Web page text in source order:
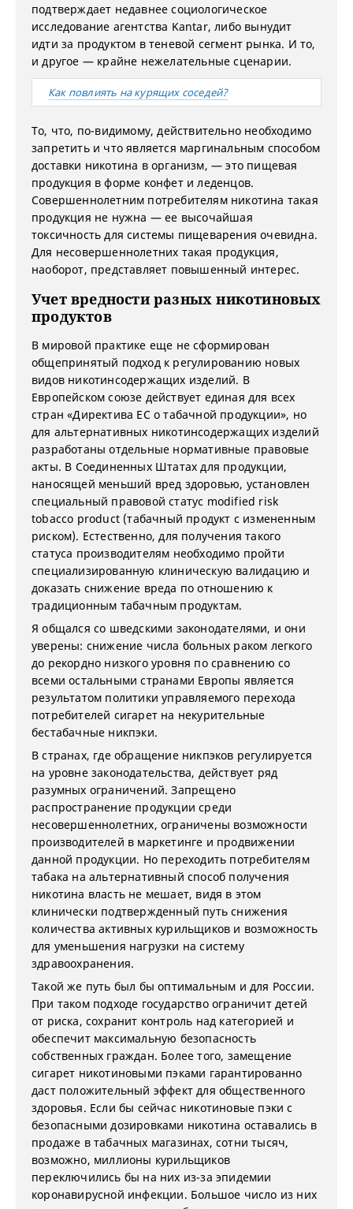
подтверждает недавнее социологическое
исследование агентства Kantar, либо вынудит
идти за продуктом в теневой сегмент рынка. И то,
и другое — крайне нежелательные сценарии.
Как повлиять на курящих соседей?
То, что, по-видимому, действительно необходимо
запретить и что является маргинальным способом
доставки никотина в организм, — это пищевая
продукция в форме конфет и леденцов.
Совершеннолетним потребителям никотина такая
продукция не нужна — ее высочайшая
токсичность для системы пищеварения очевидна.
Для несовершеннолетних такая продукция,
наоборот, представляет повышенный интерес.
Учет вредности разных никотиновых
продуктов
В мировой практике еще не сформирован
общепринятый подход к регулированию новых
видов никотинсодержащих изделий. В
Европейском союзе действует единая для всех
стран «Директива ЕС о табачной продукции», но
для альтернативных никотинсодержащих изделий
разработаны отдельные нормативные правовые
акты. В Соединенных Штатах для продукции,
наносящей меньший вред здоровью, установлен
специальный правовой статус modified risk
tobacco product (табачный продукт с измененным
риском). Естественно, для получения такого
статуса производителям необходимо пройти
специализированную клиническую валидацию и
доказать снижение вреда по отношению к
традиционным табачным продуктам.
Я общался со шведскими законодателями, и они
уверены: снижение числа больных раком легкого
до рекордно низкого уровня по сравнению со
всеми остальными странами Европы является
результатом политики управляемого перехода
потребителей сигарет на некурительные
бестабачные никпэки.
В странах, где обращение никпэков регулируется
на уровне законодательства, действует ряд
разумных ограничений. Запрещено
распространение продукции среди
несовершеннолетних, ограничены возможности
производителей в маркетинге и продвижении
данной продукции. Но переходить потребителям
табака на альтернативный способ получения
никотина власть не мешает, видя в этом
клинически подтвержденный путь снижения
количества активных курильщиков и возможность
для уменьшения нагрузки на систему
здравоохранения.
Такой же путь был бы оптимальным и для России.
При таком подходе государство ограничит детей
от риска, сохранит контроль над категорией и
обеспечит максимальную безопасность
собственных граждан. Более того, замещение
сигарет никотиновыми пэками гарантированно
даст положительный эффект для общественного
здоровья. Если бы сейчас никотиновые пэки с
безопасными дозировками никотина оставались в
продаже в табачных магазинах, сотни тысяч,
возможно, миллионы курильщиков
переключились бы на них из-за эпидемии
коронавирусной инфекции. Большое число из них